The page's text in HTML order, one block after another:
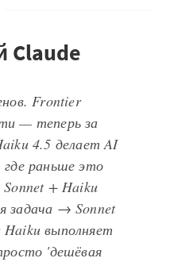
Claude
Frontier
— теперь за
4.5 делает AI
раньше это
+ Haiku
задача → Sonnet
выполняет
'дешёвая